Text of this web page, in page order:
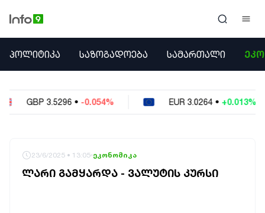
ᲞᲝᲚᲘᲢᲘᲙᲐ
ᲔᲙᲝᲜᲝᲛᲘᲙᲐ
ᲣᲪᲮᲝᲔᲗᲘ
ᲐᲛᲘᲜᲓᲘ
ᲞᲝᲚᲘᲢᲘᲙᲐ ᲡᲐᲖᲝᲒᲐᲓᲝᲔᲑᲐ ᲡᲐᲛᲐᲠᲗᲐᲚᲘ
• -0.054% EUR 3.0264 • +0.013% USD
23/6/2025 • 13:05 ეკონომიკა
ᲚᲐᲠᲘ ᲒᲐᲛᲧᲐᲠᲓᲐ - ᲕᲐᲚᲣᲢᲘᲡ ᲙᲣᲠᲡᲘ